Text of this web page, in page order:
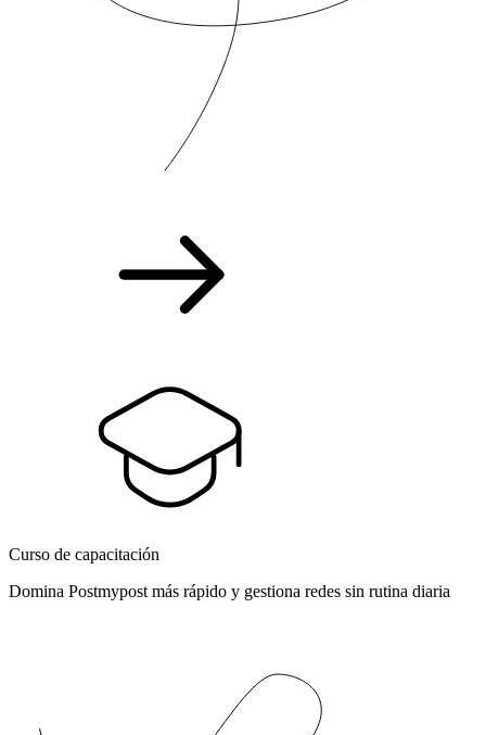
Curso de capacitación
Domina Postmypost más rápido y gestiona redes sin rutina diaria